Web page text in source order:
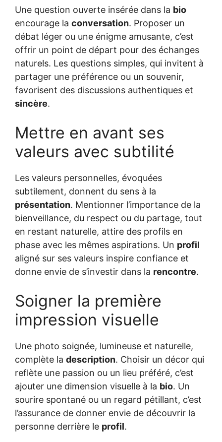
Une question ouverte insérée dans la bio
encourage la conversation. Proposer un
débat léger ou une énigme amusante, c’est
offrir un point de départ pour des échanges
naturels. Les questions simples, qui invitent à
partager une préférence ou un souvenir,
favorisent des discussions authentiques et
sincère.
Mettre en avant ses
valeurs avec subtilité
Les valeurs personnelles, évoquées
subtilement, donnent du sens à la
présentation. Mentionner l’importance de la
bienveillance, du respect ou du partage, tout
en restant naturelle, attire des profils en
phase avec les mêmes aspirations. Un profil
aligné sur ses valeurs inspire confiance et
donne envie de s’investir dans la rencontre.
Soigner la première
impression visuelle
Une photo soignée, lumineuse et naturelle,
complète la description. Choisir un décor qui
reflète une passion ou un lieu préféré, c’est
ajouter une dimension visuelle à la bio. Un
sourire spontané ou un regard pétillant, c’est
l’assurance de donner envie de découvrir la
personne derrière le profil.